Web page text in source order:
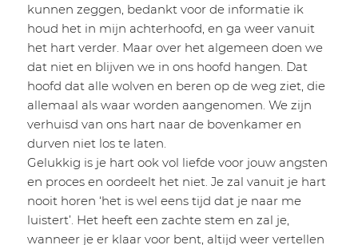
kunnen zeggen, bedankt voor de informatie ik
houd het in mijn achterhoofd, en ga weer vanuit
het hart verder. Maar over het algemeen doen we
dat niet en blijven we in ons hoofd hangen. Dat
hoofd dat alle wolven en beren op de weg ziet, die
allemaal als waar worden aangenomen. We zijn
verhuisd van ons hart naar de bovenkamer en
durven niet los te laten.
Gelukkig is je hart ook vol liefde voor jouw angsten
en proces en oordeelt het niet. Je zal vanuit je hart
nooit horen ‘het is wel eens tijd dat je naar me
luistert’. Het heeft een zachte stem en zal je,
wanneer je er klaar voor bent, altijd weer vertellen